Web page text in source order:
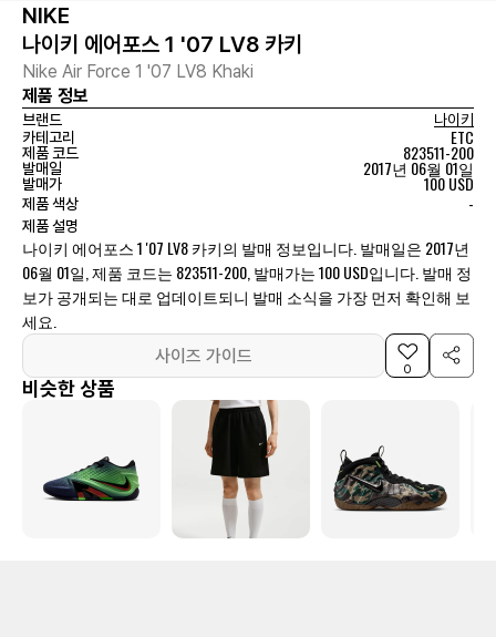
NIKE
나이키 에어포스 1 '07 LV8 카키
Nike Air Force 1 '07 LV8 Khaki
제품 정보
브랜드
나이키
카테고리
ETC
제품 코드 823511-200
발매일 2017년 06월 01일
발매가 100 USD
제품 색상 -
제품 설명
나이키 에어포스 1 '07 LV8 카키의 발매 정보입니다. 발매일은 2017년
06월 01일, 제품 코드는 823511-200, 발매가는 100 USD입니다. 발매 정
보가 공개되는 대로 업데이트되니 발매 소식을 가장 먼저 확인해 보
세요.
사이즈 가이드
0
비슷한 상품